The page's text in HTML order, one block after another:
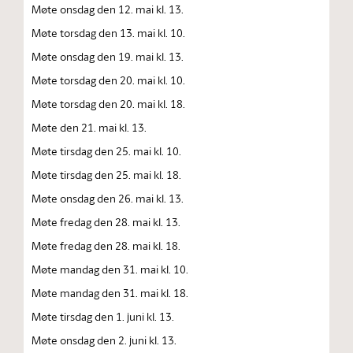
Møte onsdag den 12. mai kl. 13.
Møte torsdag den 13. mai kl. 10.
Møte onsdag den 19. mai kl. 13.
Møte torsdag den 20. mai kl. 10.
Møte torsdag den 20. mai kl. 18.
Møte den 21. mai kl. 13.
Møte tirsdag den 25. mai kl. 10.
Møte tirsdag den 25. mai kl. 18.
Møte onsdag den 26. mai kl. 13.
Møte fredag den 28. mai kl. 13.
Møte fredag den 28. mai kl. 18.
Møte mandag den 31. mai kl. 10.
Møte mandag den 31. mai kl. 18.
Møte tirsdag den 1. juni kl. 13.
Møte onsdag den 2. juni kl. 13.